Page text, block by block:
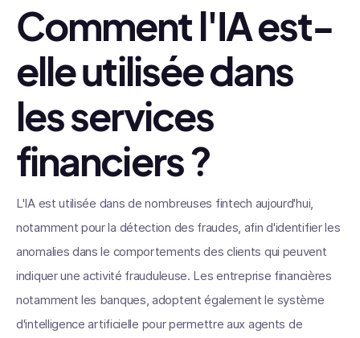
Comment l'IA est-
elle utilisée dans
les services
financiers ?
L'IA est utilisée dans de nombreuses fintech aujourd'hui,
notamment pour la détection des fraudes, afin d'identifier les
anomalies dans le comportements des clients qui peuvent
indiquer une activité frauduleuse. Les entreprise financières
notamment les banques, adoptent également le système
d'intelligence artificielle pour permettre aux agents de